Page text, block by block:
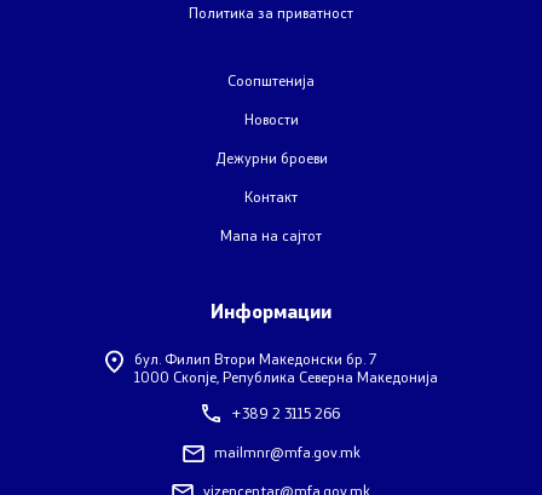
Слободен пристап до информации од јавен карактер
Стратешки документи
Завршени конкурси
Политика за приватност
Соопштенија
Новости
Дежурни броеви
Контакт
Мапа на сајтот
Информации
бул. Филип Втори Македонски бр. 7
1000 Скопје, Република Северна Македонија
+389 2 3115 266
mailmnr@mfa.gov.mk
vizencentar@mfa.gov.mk